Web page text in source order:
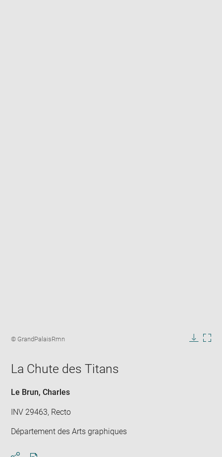
window
Image
© GrandPalaisRmn
La Chute des Titans
Le Brun, Charles
INV 29463, Recto
Département des Arts graphiques